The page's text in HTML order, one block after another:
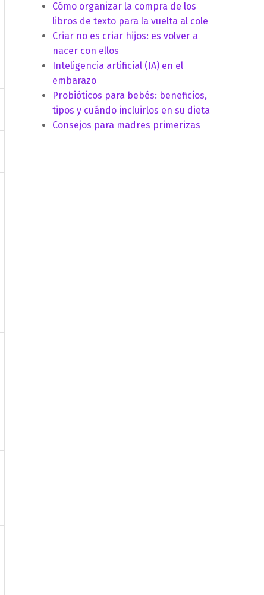
Cómo organizar la compra de los
libros de texto para la vuelta al cole
Criar no es criar hijos: es volver a
nacer con ellos
Inteligencia artificial (IA) en el
embarazo
Probióticos para bebés: beneficios,
tipos y cuándo incluirlos en su dieta
Consejos para madres primerizas